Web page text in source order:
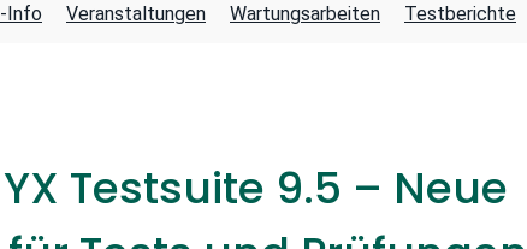
Info Veranstaltungen Wartungsarbeiten Testberichte
Testsuite 9.5 – Neue